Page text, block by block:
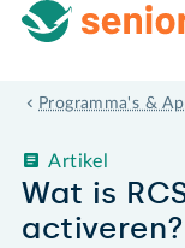
Programma's &
Wat is
activeren?
Artikel